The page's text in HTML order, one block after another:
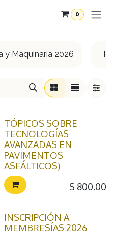
0
y Maquinaria 2026
TÓPICOS SOBRE
TECNOLOGÍAS
AVANZADAS EN
PAVIMENTOS
ASFÁLTICOS)
$ 800.00
INSCRIPCIÓN A
MEMBRESÍAS 2026